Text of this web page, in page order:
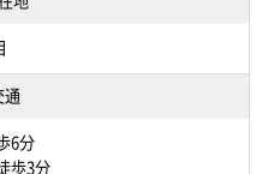
通
6分
歩3分